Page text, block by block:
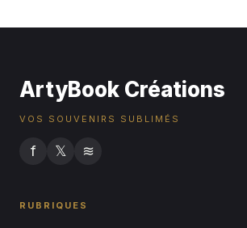
ArtyBook Créations
VOS SOUVENIRS SUBLIMÉS
f 𝕏 ≋
RUBRIQUES